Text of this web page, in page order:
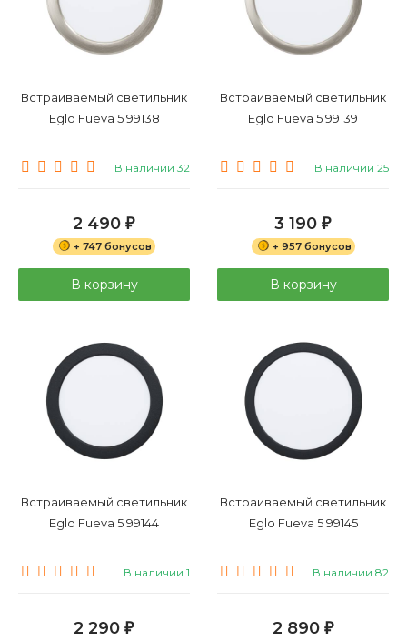
Встраиваемый светильник
Eglo Fueva 5 99138
В наличии 32
2 490 ₽
+ 747 бонусов
В корзину
Встраиваемый светильник
Eglo Fueva 5 99139
В наличии 25
3 190 ₽
+ 957 бонусов
В корзину
Встраиваемый светильник
Eglo Fueva 5 99144
В наличии 1
2 290 ₽
Встраиваемый светильник
Eglo Fueva 5 99145
В наличии 82
2 890 ₽